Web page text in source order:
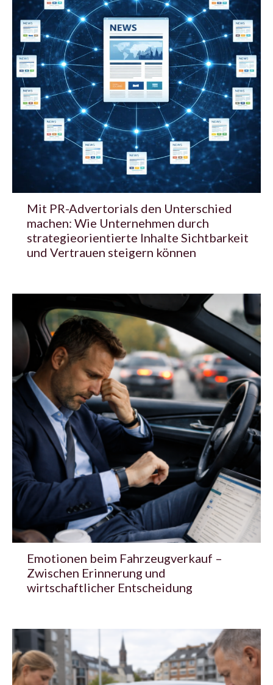
Mit PR-Advertorials den Unterschied
machen: Wie Unternehmen durch
strategieorientierte Inhalte Sichtbarkeit
und Vertrauen steigern können
Emotionen beim Fahrzeugverkauf –
Zwischen Erinnerung und
wirtschaftlicher Entscheidung